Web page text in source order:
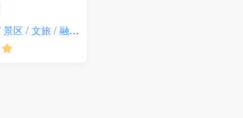
景区 文旅 融媒体
